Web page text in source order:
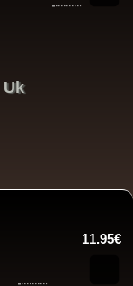
Uk
11.95€